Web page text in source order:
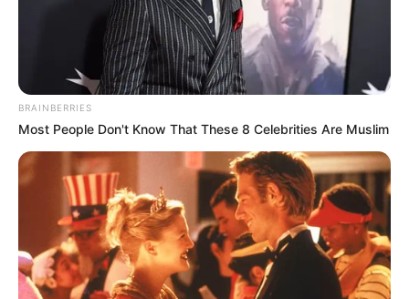
Le pronostic PMU gagnant du Tiercé Quarté Quinté
du jour par 24 des meilleurs quotidiens de la presse
hippique. Le prono turf complet du jour.
Aisne Nouvelle: 6 – 8 – 1 – 10 – 9 – 7 – 11 – 2
BILTO.FR: 9 – 11 – 8 – 2 – 1 – 6 – 10 – 7
Dauphiné-Libéré: 8 – 1 – 6 – 7 – 9 – 11 – 12 – 10
Equidia-Live: 5 – 10 – 4 – 2 – 9 – 8 – 6 – 7
Europe1: 9 – 7 – 6 – 1 – 8 – 13 – 11 – 2
GENY-COURSES: 1 – 6 – 8 – 9 – 7 – 5 – 2 – 11
Gény.com: 1 – 14 – 6 – 9 – 8 – 7 – 5 – 2
Gazette-des-Courses: 5 – 6 – 2 – 11 – 1 – 8 – 9 – 12
BRAINBERRIES
Most People Don't Know That These 8 Celebrities Are Muslim